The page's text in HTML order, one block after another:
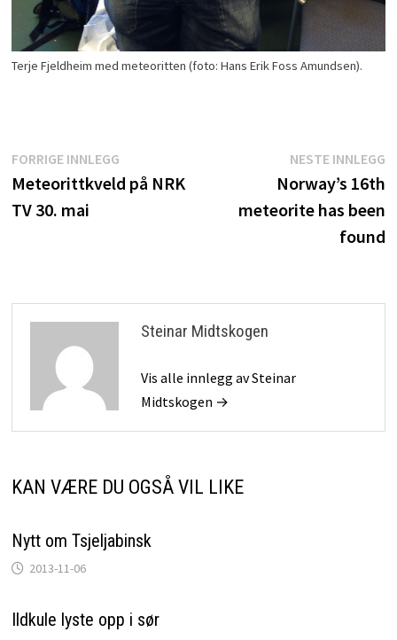
Terje Fjeldheim med meteoritten (foto: Hans Erik Foss Amundsen).
Innleggsnavigasjon
FORRIGE INNLEGGForrige
innlegg:
Meteorittkveld på NRK
TV 30. mai
NESTE INNLEGG
Norway’s 16th
meteorite has been
found
Steinar Midtskogen
Vis alle innlegg av Steinar
Midtskogen →
KAN VÆRE DU OGSÅ VIL LIKE
Nytt om Tsjeljabinsk
2013-11-06
Ildkule lyste opp i sør